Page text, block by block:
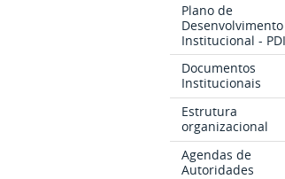
Plano de
Desenvolvimento
Institucional - PDI
Documentos
Institucionais
Estrutura
organizacional
Agendas de
Autoridades